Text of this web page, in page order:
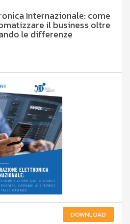
Internazionale: come
il business oltre
le differenze
DOWNLOAD